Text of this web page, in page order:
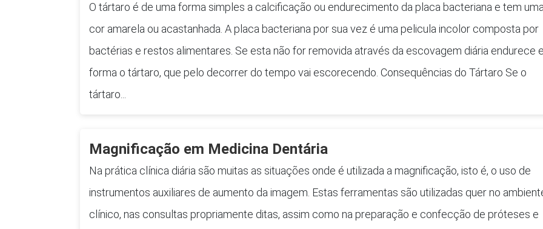
O tártaro é de uma forma simples a calcificação ou endurecimento da placa bacteriana e tem
cor amarela ou acastanhada. A placa bacteriana por sua vez é uma pelicula incolor composta por
bactérias e restos alimentares. Se esta não for removida através da escovagem diária endurece
forma o tártaro, que pelo decorrer do tempo vai escorecendo. Consequências do Tártaro Se o
tártaro...
Magnificação em Medicina Dentária
Na prática clínica diária são muitas as situações onde é utilizada a magnificação, isto é, o uso de
instrumentos auxiliares de aumento da imagem. Estas ferramentas são utilizadas quer no
clínico, nas consultas propriamente ditas, assim como na preparação e confecção de próteses e